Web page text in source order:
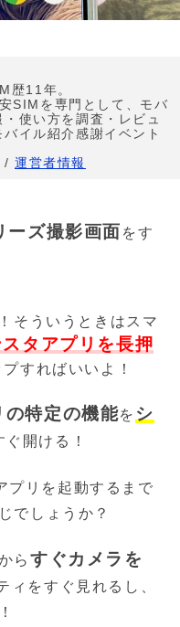
歴11年。
SIMを専門として、モバ
使い方を調査・レビュ
イル紹介感謝イベント
/運営者情報
ーズ撮影画面 をす
そういうときはスマ
タアプリを長押
プすればいいよ！
の特定の機能を シ
ぐ開ける！
プリを起動するまで
でしょうか？
ら すぐカメラを
ィをすぐ見れるし、